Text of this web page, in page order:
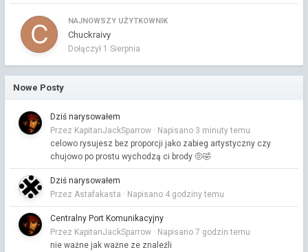
NAJNOWSZY UŻYTKOWNIK
Chuckraivy
Dołączył 1 Sierpnia
Nowe Posty
Dziś narysowałem
Przez KapitanJackSparrow · Napisano 3 minuty temu
celowo rysujesz bez proporcji jako zabieg artystyczny czy
chujowo po prostu wychodzą ci brody 🤨🤣
Dziś narysowałem
Przez Astafakasta · Napisano 4 godziny temu
Centralny Port Komunikacyjny
Przez KapitanJackSparrow · Napisano 7 godzin temu
nie ważne jak ważne ze znaleźli